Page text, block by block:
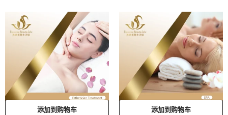
添加到购物车 添加到购物车